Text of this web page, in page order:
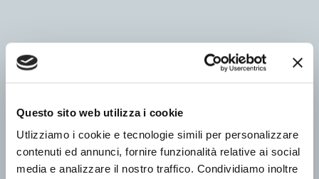
Questo sito web utilizza i cookie
Utlizziamo i cookie e tecnologie simili per personalizzare
contenuti ed annunci, fornire funzionalità relative ai social
media e analizzare il nostro traffico. Condividiamo inoltre